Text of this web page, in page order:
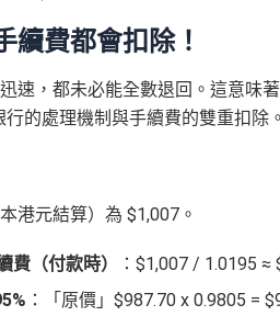
續費都會扣除！
速，都未必能全數退回。這意味
的處理機制與手續費的雙重扣除。
港元結算）為 $1,007。
費（付款時）
：$1,007 / 1.0195 ≈
：「原價」$987.70 x 0.9805 =